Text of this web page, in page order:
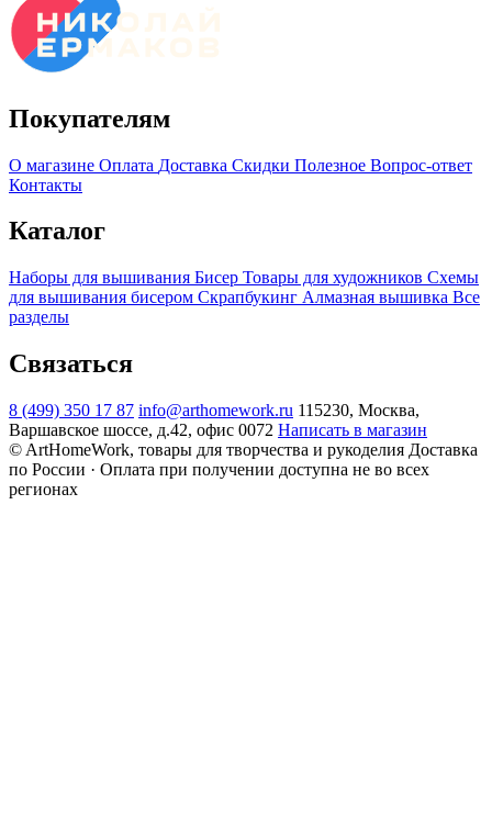
Покупателям
О магазине Оплата Доставка Скидки Полезное Вопрос-ответ
Контакты
Каталог
Наборы для вышивания Бисер Товары для художников Схемы
для вышивания бисером Скрапбукинг Алмазная вышивка Все
разделы
Связаться
8 (499) 350 17 87 info@arthomework.ru 115230, Москва,
Варшавское шоссе, д.42, офис 0072 Написать в магазин
© ArtHomeWork, товары для творчества и рукоделия Доставка
по России · Оплата при получении доступна не во всех
регионах